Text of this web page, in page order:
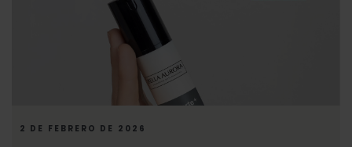
2 DE FEBRERO DE 2026